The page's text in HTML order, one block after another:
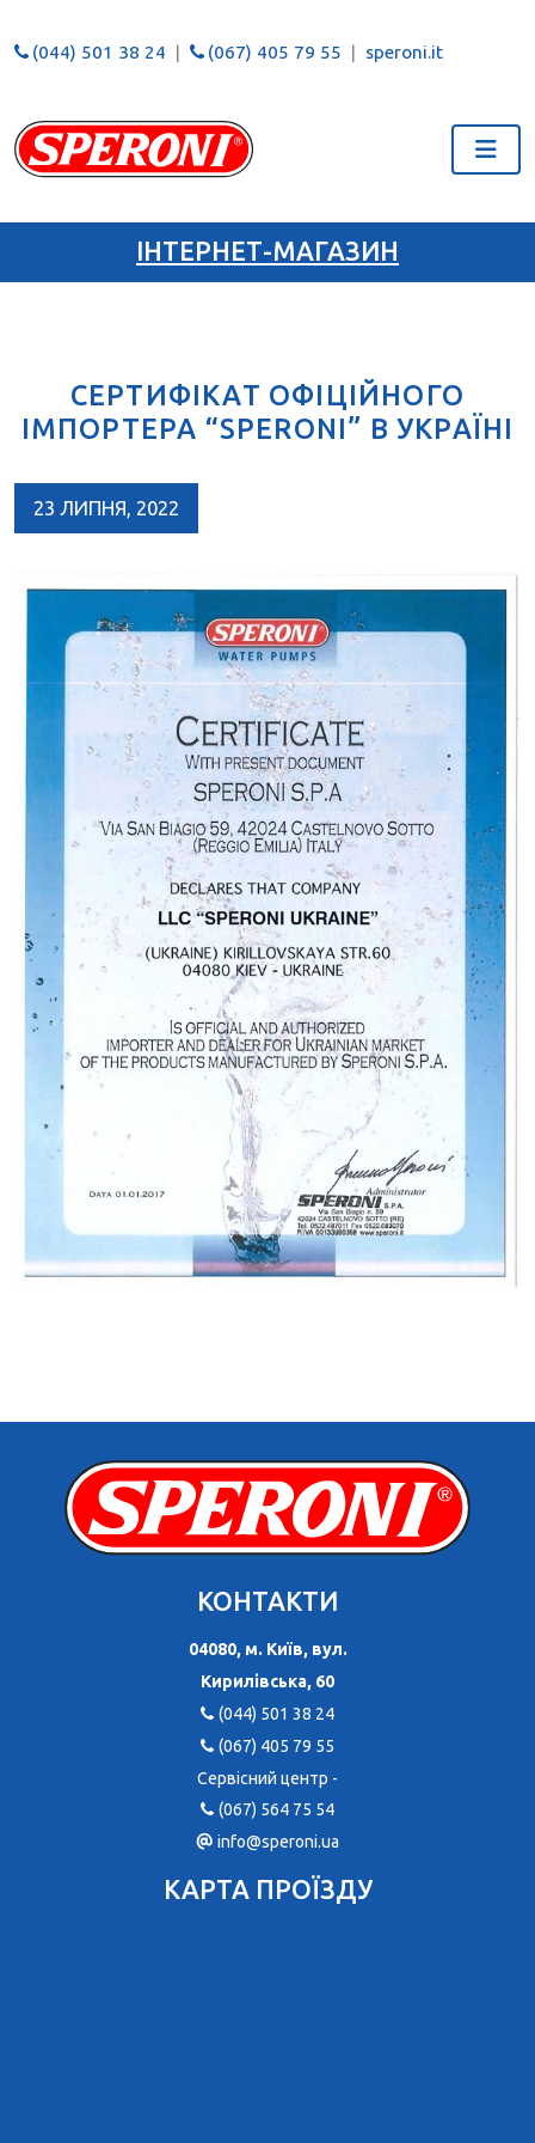
(044) 501 38 24 (067) 405 79 55 speroni.it
ІНТЕРНЕТ-МАГАЗИН
СЕРТИФІКАТ ОФІЦІЙНОГО
ІМПОРТЕРА “SPERONI” В УКРАЇНІ
23 ЛИПНЯ, 2022
КОНТАКТИ
04080, м. Київ, вул.
Кирилівська, 60
(044) 501 38 24
(067) 405 79 55
Сервісний центр -
(067) 564 75 54
info@speroni.ua
КАРТА ПРОЇЗДУ